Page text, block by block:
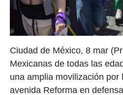
Ciudad de México, 8 mar
Mexicanas de todas las
una amplia movilización por
avenida Reforma en